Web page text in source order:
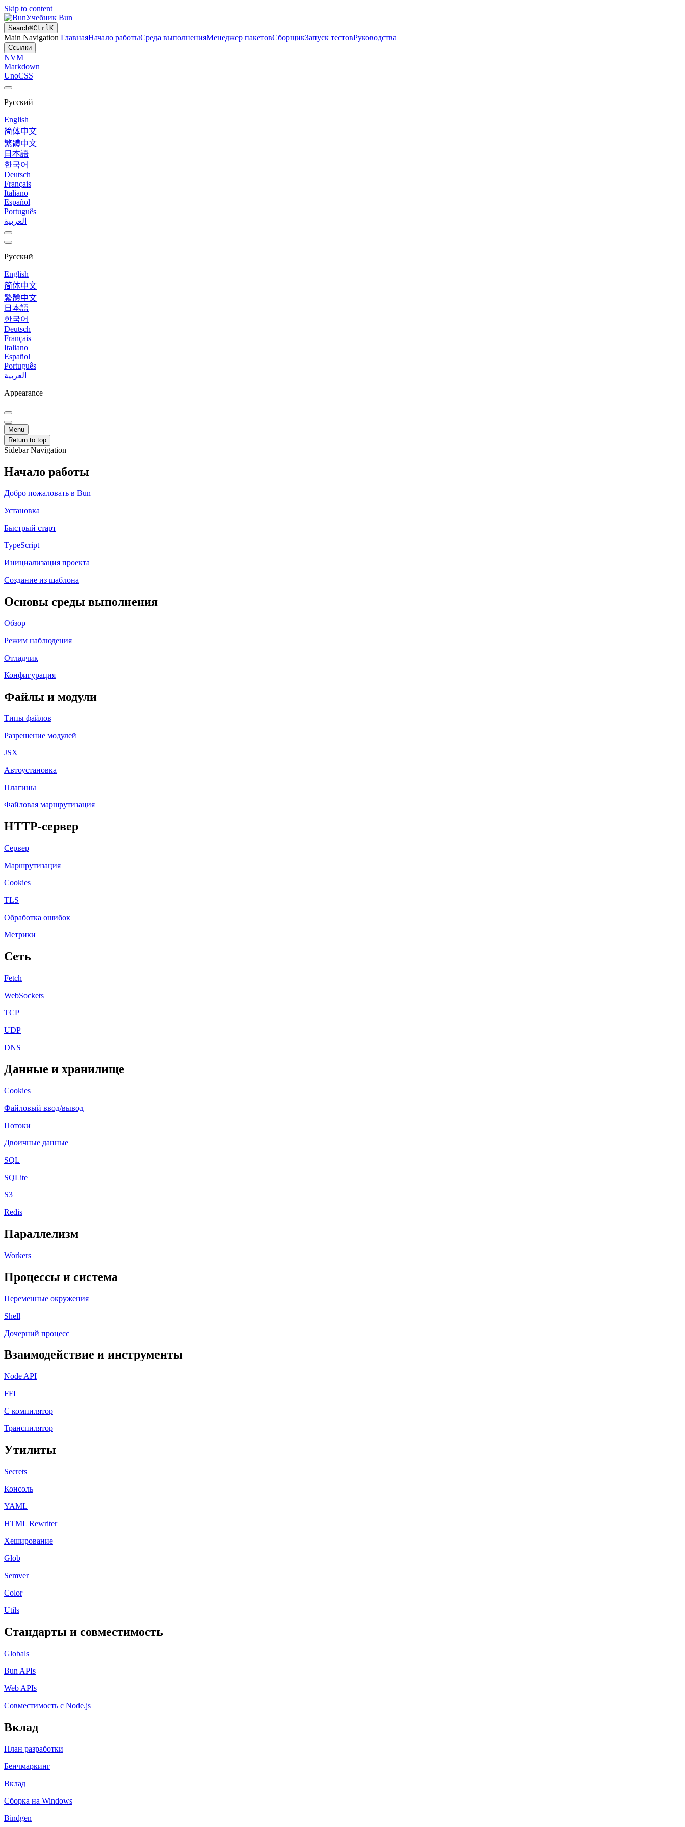
Skip to content
Учебник Bun
Search⌘CtrlK
Main Navigation ГлавнаяНачало работыСреда выполненияМенеджер пакетовСборщикЗапуск тестовРуководства
Ссылки
NVM
Markdown
UnoCSS
Русский
English
简体中文
繁體中文
日本語
한국어
Deutsch
Français
Italiano
Español
Português
العربية
Русский
English
简体中文
繁體中文
日本語
한국어
Deutsch
Français
Italiano
Español
Português
العربية
Appearance
Menu
Return to top
Sidebar Navigation
Начало работы
Добро пожаловать в Bun
Установка
Быстрый старт
TypeScript
Инициализация проекта
Создание из шаблона
Основы среды выполнения
Обзор
Режим наблюдения
Отладчик
Конфигурация
Файлы и модули
Типы файлов
Разрешение модулей
JSX
Автоустановка
Плагины
Файловая маршрутизация
HTTP-сервер
Сервер
Маршрутизация
Cookies
TLS
Обработка ошибок
Метрики
Сеть
Fetch
WebSockets
TCP
UDP
DNS
Данные и хранилище
Cookies
Файловый ввод/вывод
Потоки
Двоичные данные
SQL
SQLite
S3
Redis
Параллелизм
Workers
Процессы и система
Переменные окружения
Shell
Дочерний процесс
Взаимодействие и инструменты
Node API
FFI
C компилятор
Транспилятор
Утилиты
Secrets
Консоль
YAML
HTML Rewriter
Хеширование
Glob
Semver
Color
Utils
Стандарты и совместимость
Globals
Bun APIs
Web APIs
Совместимость с Node.js
Вклад
План разработки
Бенчмаркинг
Вклад
Сборка на Windows
Bindgen